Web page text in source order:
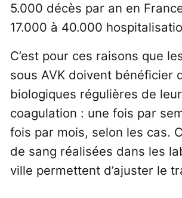
5.000 décès par an en
17.000 à 40.000
C’est pour ces raisons que
sous AVK doivent bénéficier
biologiques régulières de
coagulation : une fois par
fois par mois, selon les cas.
de sang réalisées dans les
ville permettent d’ajuster le